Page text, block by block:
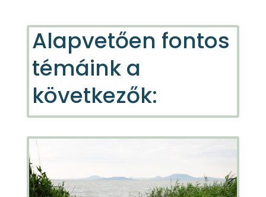
Alapvetően fontos
témáink a
következők: